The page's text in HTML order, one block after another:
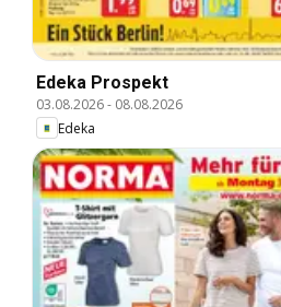
Edeka Prospekt
03.08.2026- 08.08.2026
Edeka